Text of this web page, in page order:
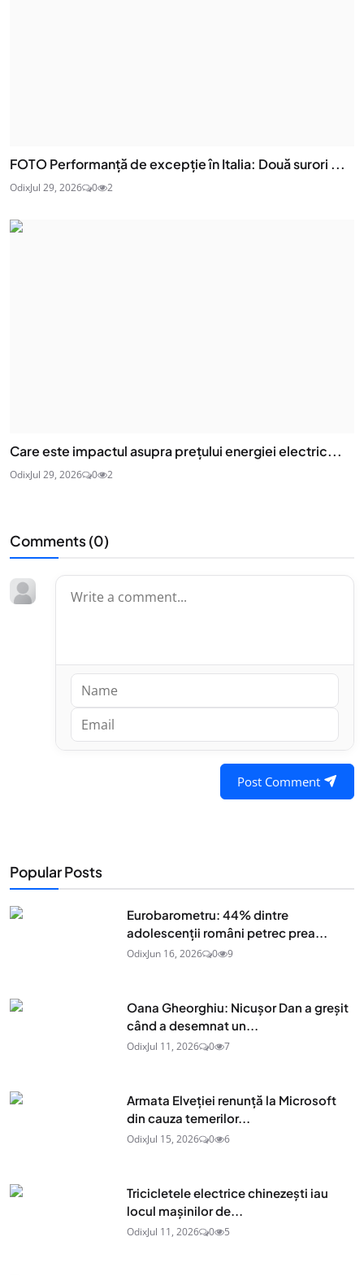
FOTO Performanță de excepție în Italia: Două surori ...
OdixJul 29, 2026 0 2
Care este impactul asupra prețului energiei electric...
OdixJul 29, 2026 0 2
Comments (0)
Post Comment
Popular Posts
Eurobarometru: 44% dintre
adolescenţii români petrec prea...
OdixJun 16, 2026 0 9
Oana Gheorghiu: Nicușor Dan a greșit
când a desemnat un...
OdixJul 11, 2026 0 7
Armata Elveției renunță la Microsoft
din cauza temerilor...
OdixJul 15, 2026 0 6
Tricicletele electrice chinezești iau
locul mașinilor de...
OdixJul 11, 2026 0 5